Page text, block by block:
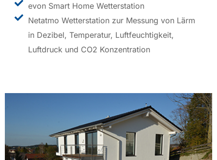
evon Smart Home Wetterstation
Netatmo Wetterstation zur Messung von Lärm
in Dezibel, Temperatur, Luftfeuchtigkeit,
Luftdruck und CO2 Konzentration